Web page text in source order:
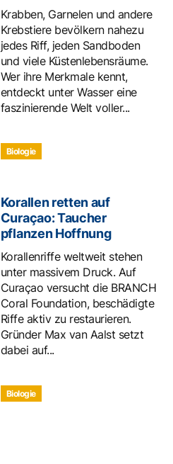
Krabben, Garnelen und andere
Krebstiere bevölkern nahezu
jedes Riff, jeden Sandboden
und viele Küstenlebensräume.
Wer ihre Merkmale kennt,
entdeckt unter Wasser eine
faszinierende Welt voller...
Biologie
Korallen retten auf
Curaçao: Taucher
pflanzen Hoffnung
Korallenriffe weltweit stehen
unter massivem Druck. Auf
Curaçao versucht die BRANCH
Coral Foundation, beschädigte
Riffe aktiv zu restaurieren.
Gründer Max van Aalst setzt
dabei auf...
Biologie